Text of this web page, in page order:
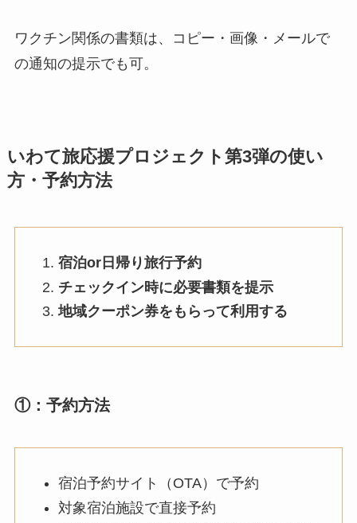
ワクチン関係の書類は、コピー・画像・メールで
の通知の提示でも可。
いわて旅応援プロジェクト第3弾の使い
方・予約方法
宿泊or日帰り旅行予約
チェックイン時に必要書類を提示
地域クーポン券をもらって利用する
①：予約方法
宿泊予約サイト（OTA）で予約
対象宿泊施設で直接予約